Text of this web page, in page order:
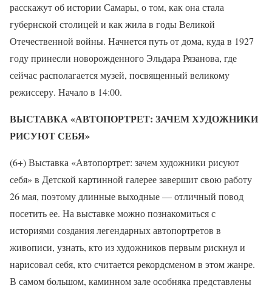
расскажут об истории Самары, о том, как она стала
губернской столицей и как жила в годы Великой
Отечественной войны. Начнется путь от дома, куда в 1927
году принесли новорожденного Эльдара Рязанова, где
сейчас располагается музей, посвященный великому
режиссеру. Начало в 14:00.
ВЫСТАВКА «АВТОПОРТРЕТ: ЗАЧЕМ ХУДОЖНИКИ
РИСУЮТ СЕБЯ»
(6+) Выставка «Автопортрет: зачем художники рисуют
себя» в Детской картинной галерее завершит свою работу
26 мая, поэтому длинные выходные — отличный повод
посетить ее. На выставке можно познакомиться с
историями создания легендарных автопортретов в
живописи, узнать, кто из художников первым рискнул и
нарисовал себя, кто считается рекордсменом в этом жанре.
В самом большом, каминном зале особняка представлены